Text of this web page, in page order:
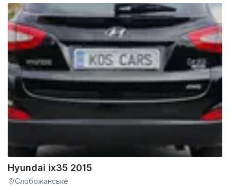
Hyundai ix35 2015
Слобожанське